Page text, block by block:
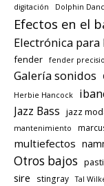
digitación
Dolphin
Efectos en el
Electrónica para
fender fender
Galería sonidos
Herbie Hancock
Jazz Bass jazz
mantenimiento
multiefectos
Otros bajos
sire stingray Tal